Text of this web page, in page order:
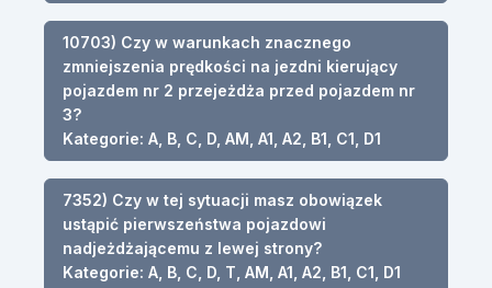
10703) Czy w warunkach znacznego
zmniejszenia prędkości na jezdni kierujący
pojazdem nr 2 przejeżdża przed pojazdem nr
3?
Kategorie: A, B, C, D, AM, A1, A2, B1, C1, D1
7352) Czy w tej sytuacji masz obowiązek
ustąpić pierwszeństwa pojazdowi
nadjeżdżającemu z lewej strony?
Kategorie: A, B, C, D, T, AM, A1, A2, B1, C1, D1